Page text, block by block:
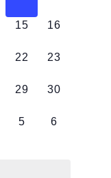
0
15
0
16
0
22
0
23
0
29
0
30
0
5
0
6